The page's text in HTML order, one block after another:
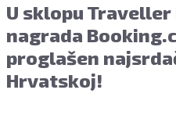
U sklopu
nagrada
proglašen
Hrvatskoj!